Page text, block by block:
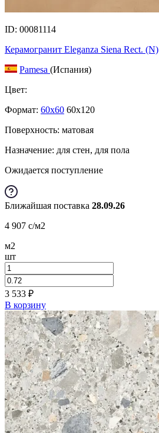
ID: 00081114
Керамогранит Eleganza Siena Rect. (N)
Pamesa (Испания)
Цвет:
Формат: 60x60 60x120
Поверхность: матовая
Назначение: для стен, для пола
Ожидается поступление
Ближайшая поставка 28.09.26
4 907 c/м2
м2
шт
3 533 ₽
В корзину